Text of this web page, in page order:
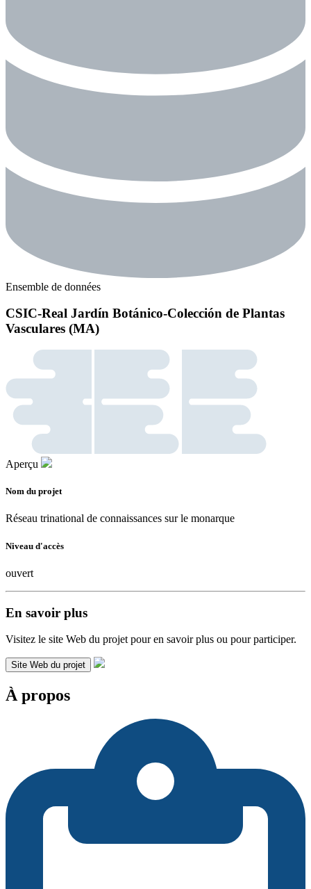
Ensemble de données
CSIC-Real Jardín Botánico-Colección de Plantas
Vasculares (MA)
Aperçu
Nom du projet
Réseau trinational de connaissances sur le monarque
Niveau d'accès
ouvert
En savoir plus
Visitez le site Web du projet pour en savoir plus ou pour participer.
Site Web du projet
À propos